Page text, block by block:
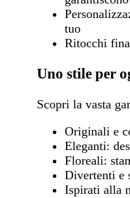
tuo
Ritocchi
Uno stile per
Scopri la vasta
Originali e
Eleganti:
Floreali:
Divertenti e
Ispirati alla